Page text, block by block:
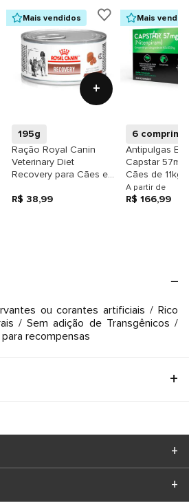
Mais vendidos
+
195g
Ração Royal Canin
Veterinary Diet
Recovery para Cães e
R$ 38,99
Mais
6
Antipulgas
Capstar 57mg
Cães de 11kg
A partir de
R$ 166,99
ou corantes artificiais / Rico
/ Sem adição de Transgênicos /
recompensas